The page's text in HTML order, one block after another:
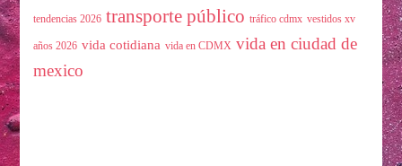
tendencias 2026 transporte público tráfico cdmx vestidos xv
años 2026 vida cotidiana vida en CDMX vida en ciudad de
mexico